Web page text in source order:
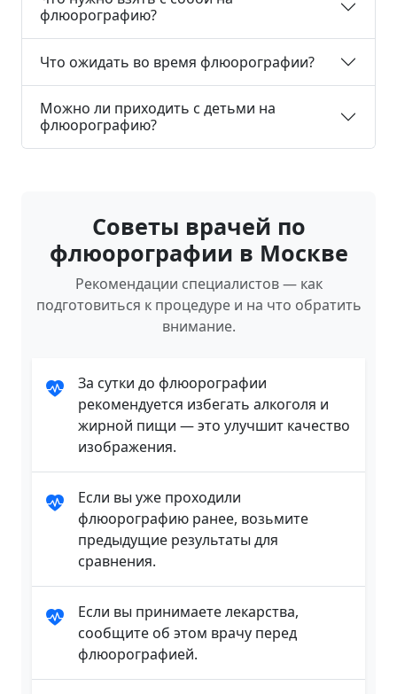
флюорографию?
Что ожидать во время флюорографии?
Можно ли приходить с детьми на
флюорографию?
Советы врачей по
флюорографии в Москве
Рекомендации специалистов — как
подготовиться к процедуре и на что обратить
внимание.
За сутки до флюорографии
рекомендуется избегать алкоголя и
жирной пищи — это улучшит качество
изображения.
Если вы уже проходили
флюорографию ранее, возьмите
предыдущие результаты для
сравнения.
Если вы принимаете лекарства,
сообщите об этом врачу перед
флюорографией.